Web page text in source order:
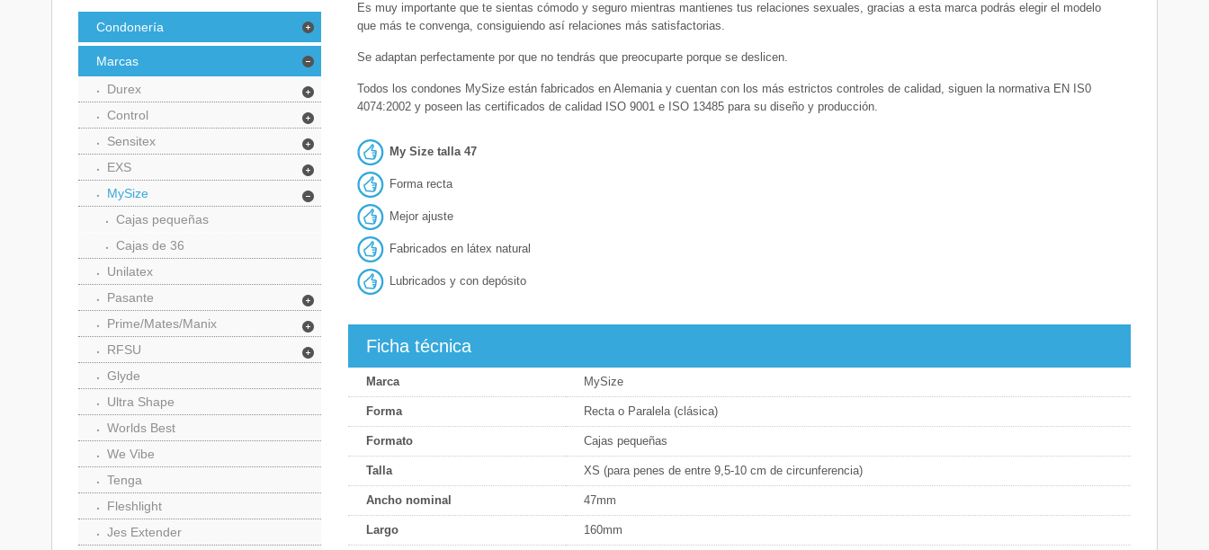
Condonería
Marcas
Durex
Control
Sensitex
EXS
MySize
Cajas pequeñas
Cajas de 36
Unilatex
Pasante
Prime/Mates/Manix
RFSU
Glyde
Ultra Shape
Worlds Best
We Vibe
Tenga
Fleshlight
Jes Extender
Es muy importante que te sientas cómodo y seguro mientras mantienes tus relaciones sexuales, gracias a esta marca podrás elegir el modelo
que más te convenga, consiguiendo así relaciones más satisfactorias.
Se adaptan perfectamente por que no tendrás que preocuparte porque se deslicen.
Todos los condones MySize están fabricados en Alemania y cuentan con los más estrictos controles de calidad, siguen la normativa EN IS0
4074:2002 y poseen las certificados de calidad ISO 9001 e ISO 13485 para su diseño y producción.
My Size talla 47
Forma recta
Mejor ajuste
Fabricados en látex natural
Lubricados y con depósito
Ficha técnica
Marca MySize
Forma Recta o Paralela (clásica)
Formato Cajas pequeñas
Talla XS (para penes de entre 9,5-10 cm de circunferencia)
Ancho nominal 47mm
Largo 160mm